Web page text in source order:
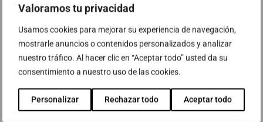
Valoramos tu privacidad
Usamos cookies para mejorar su experiencia de navegación,
mostrarle anuncios o contenidos personalizados y analizar
nuestro tráfico. Al hacer clic en “Aceptar todo” usted da su
consentimiento a nuestro uso de las cookies.
Personalizar Rechazar todo Aceptar todo
Mensaje